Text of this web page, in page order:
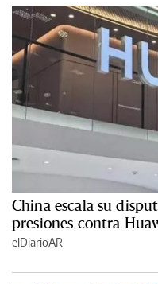
China escala su
presiones contra
elDiarioAR